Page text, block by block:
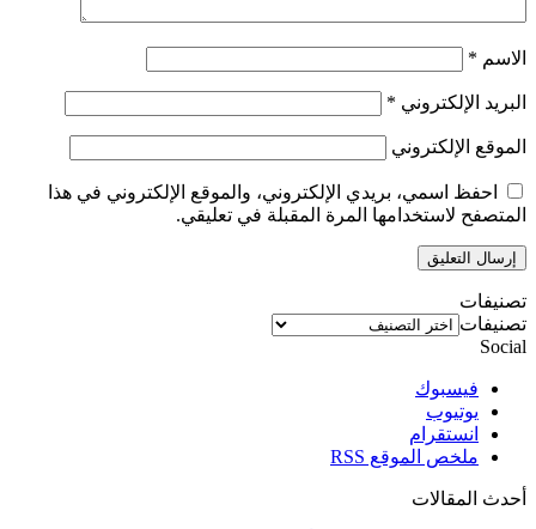
الاسم *
البريد الإلكتروني *
الموقع الإلكتروني
احفظ اسمي، بريدي الإلكتروني، والموقع الإلكتروني في هذا
المتصفح لاستخدامها المرة المقبلة في تعليقي.
تصنيفات
تصنيفات
Social
فيسبوك
يوتيوب
انستقرام
ملخص الموقع RSS
أحدث المقالات